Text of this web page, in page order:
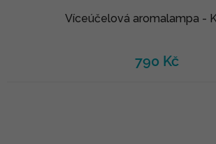
Víceúčelová aromalampa -
790 Kč